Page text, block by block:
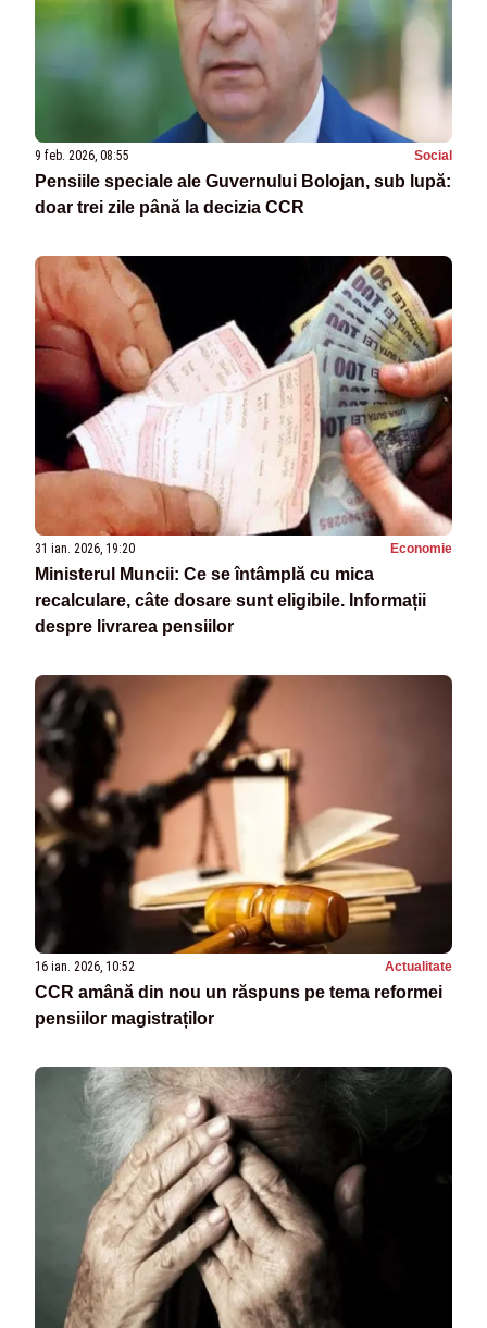
9 feb. 2026, 08:55 Social
Pensiile speciale ale Guvernului Bolojan, sub lupă:
doar trei zile până la decizia CCR
31 ian. 2026, 19:20 Economie
Ministerul Muncii: Ce se întâmplă cu mica
recalculare, câte dosare sunt eligibile. Informații
despre livrarea pensiilor
16 ian. 2026, 10:52 Actualitate
CCR amână din nou un răspuns pe tema reformei
pensiilor magistraților